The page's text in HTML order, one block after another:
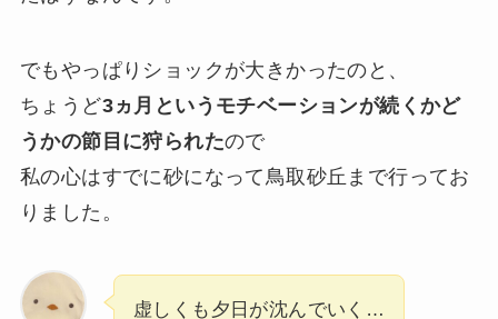
でもやっぱりショックが大きかったのと、
ちょうど3ヵ月というモチベーションが続くかど
うかの節目に狩られたので
私の心はすでに砂になって鳥取砂丘まで行ってお
りました。
虚しくも夕日が沈んでいく…